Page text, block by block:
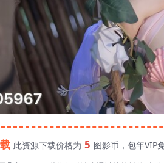
此资源下载价格为 5 图影币，包年VIP